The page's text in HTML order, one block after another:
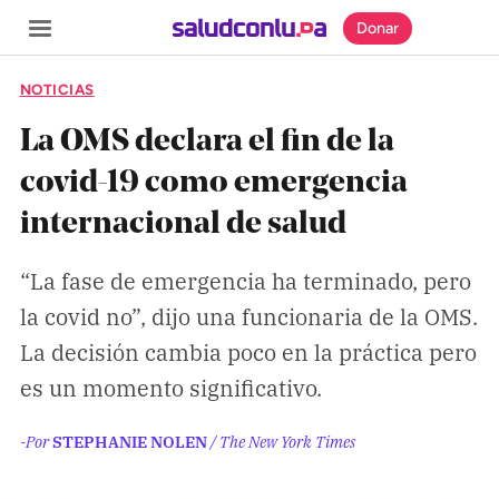
SECCIONES
Inicio
Noticias
Especiales
Nosotros
Donar
NOTICIAS
La OMS declara el fin de la
covid-19 como emergencia
internacional de salud
“La fase de emergencia ha terminado, pero
la covid no”, dijo una funcionaria de la OMS.
La decisión cambia poco en la práctica pero
es un momento significativo.
-PorSTEPHANIE NOLEN/ The New York Times